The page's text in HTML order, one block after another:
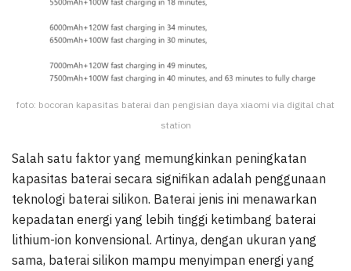
foto: bocoran kapasitas baterai dan pengisian daya xiaomi via digital chat
station
Salah satu faktor yang memungkinkan peningkatan
kapasitas baterai secara signifikan adalah penggunaan
teknologi baterai silikon. Baterai jenis ini menawarkan
kepadatan energi yang lebih tinggi ketimbang baterai
lithium-ion konvensional. Artinya, dengan ukuran yang
sama, baterai silikon mampu menyimpan energi yang